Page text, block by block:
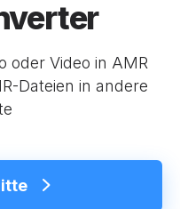
oder Video in AMR
Dateien in andere